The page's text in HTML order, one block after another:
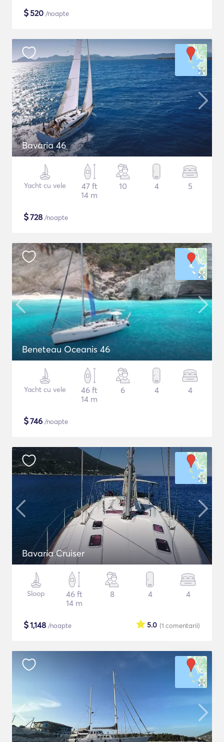
$520 /noapte
Bavaria 46
Yacht cu vele
47 ft
14 m
10 4 5
$728 /noapte
Beneteau Oceanis 46
Yacht cu vele
46 ft
14 m
6 4 4
$746 /noapte
Bavaria Cruiser
Sloop
46 ft
14 m
8 4 4
$1,148 /noapte (1 comentarii)
5.0